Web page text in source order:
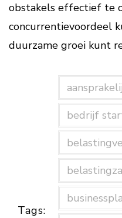
obstakels effectief te
concurrentievoordeel
duurzame groei kunt
Tags:
bedrijf